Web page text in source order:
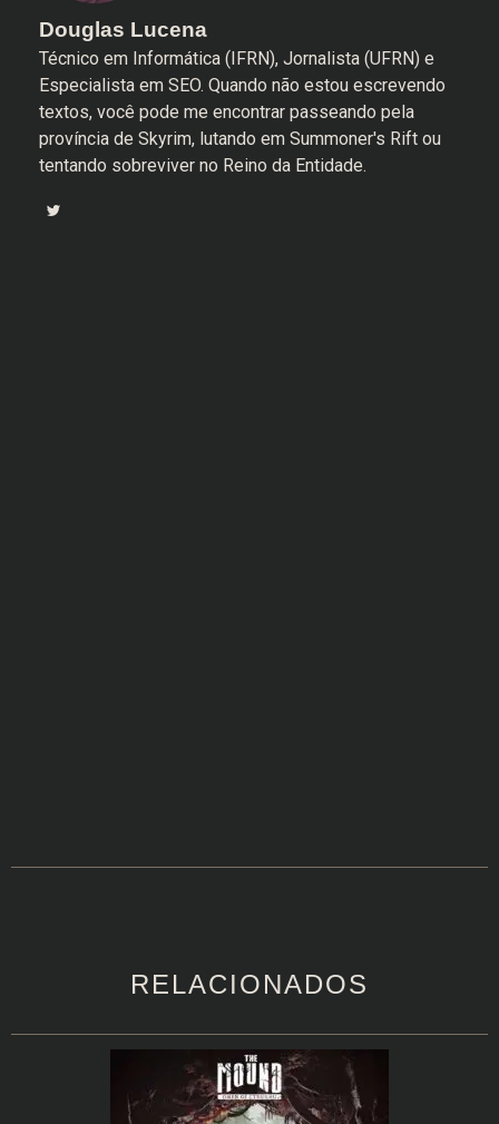
Douglas Lucena
Técnico em Informática (IFRN), Jornalista (UFRN) e
Especialista em SEO. Quando não estou escrevendo
textos, você pode me encontrar passeando pela
província de Skyrim, lutando em Summoner's Rift ou
tentando sobreviver no Reino da Entidade.
RELACIONADOS